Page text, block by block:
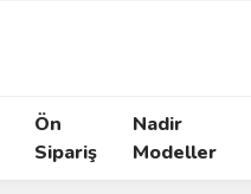
Ön
Sipariş
Nadir
Modeller